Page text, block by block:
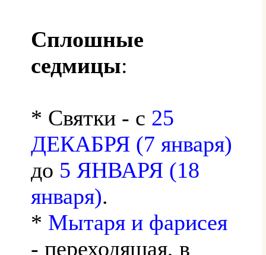
Сплошные
седмицы:
* Святки - с 25
ДЕКАБРЯ (7 января)
до 5 ЯНВАРЯ (18
января).
* Мытаря и фарисея
- переходящая, в